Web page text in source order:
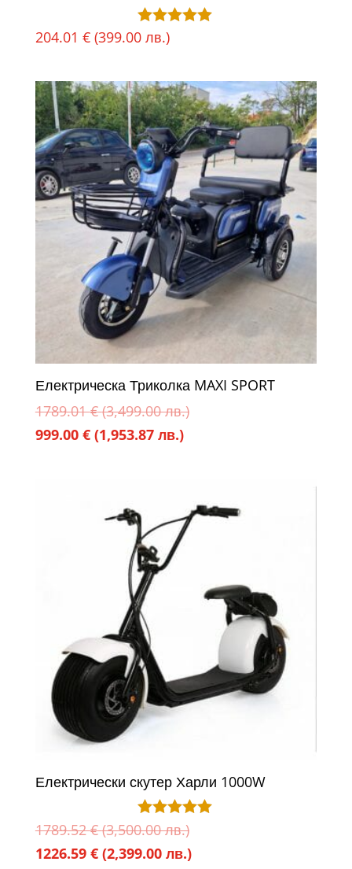
Оценено с
204.01 € (399.00 лв.)
Електрическа Триколка MAXI SPORT
1789.01€ (3,499.00 лв.)Original
(3,499.00
лв.).
999.00 € (1,953.87 лв.)Текущата
999.00 €
(1,953.87
Електрически скутер Харли 1000W
Оценено с
от 5
1789.52€ (3,500.00 лв.)Original
price
1226.59 € (2,399.00 лв.)Текущата